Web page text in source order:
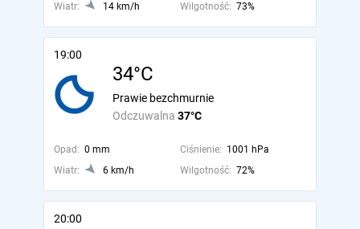
Wiatr:
14 km/h Wilgotność: 73%
19:00
34°C
Odczuwalna 37°C
Prawie bezchmurnie
Opad: 0 mm Ciśnienie: 1001 hPa
Wiatr:
6 km/h Wilgotność: 72%
20:00